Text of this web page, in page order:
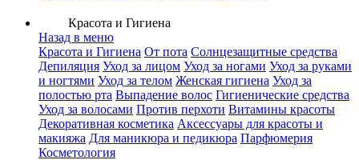
Красота и Гигиена
Назад в меню
Красота и Гигиена От пота Солнцезащитные средства
Депиляция Уход за лицом Уход за ногами Уход за руками
и ногтями Уход за телом Женская гигиена Уход за
полостью рта Выпадение волос Гигиенические средства
Уход за волосами Против перхоти Витамины красоты
Декоративная косметика Аксессуары для красоты и
макияжа Для маникюра и педикюра Парфюмерия
Косметология